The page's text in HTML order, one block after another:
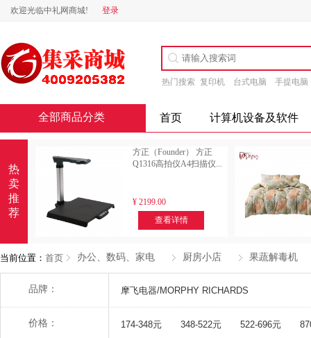
欢迎光临中礼网商城! 登录
热门搜索 复印机 台式电脑 手提电脑
全部商品分类 首页 计算机设备及软件
热
卖
推
荐
方正（Founder） 方正
Q1316高拍仪A4扫描仪...
¥ 2199.00
查看详情
当前位置： 首页 办公、数码、家电 厨房小店 果蔬解毒机
品牌： 摩飞电器/MORPHY RICHARDS
多选
价格： 174-348元 348-522元 522-696元